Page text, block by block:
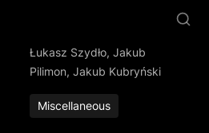
Łukasz Szydło, Jakub
Pilimon, Jakub Kubryński
Miscellaneous